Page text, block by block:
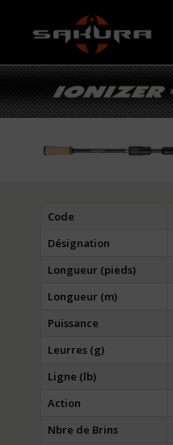
Code
Désignation
Longueur (pieds)
Longueur (m)
Puissance
Leurres (g)
Ligne (lb)
Action
Nbre de Brins